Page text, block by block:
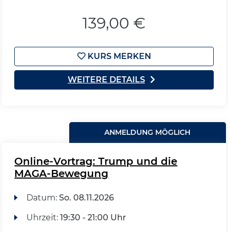
139,00 €
KURS MERKEN
WEITERE DETAILS
ANMELDUNG MÖGLICH
Online-Vortrag: Trump und die
MAGA-Bewegung
Datum: So. 08.11.2026
Uhrzeit: 19:30 - 21:00 Uhr